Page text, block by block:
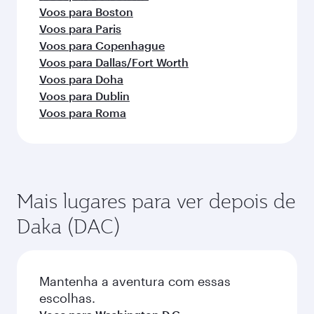
Voos para Boston
Voos para Paris
Voos para Copenhague
Voos para Dallas/Fort Worth
Voos para Doha
Voos para Dublin
Voos para Roma
Mais lugares para ver depois de
Daka (DAC)
Mantenha a aventura com essas
escolhas.